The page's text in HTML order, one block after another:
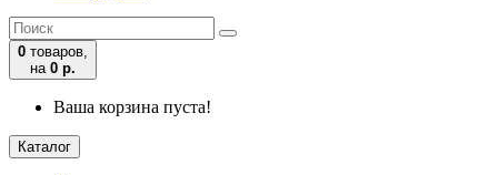
0 товаров,
на 0 р.
Ваша корзина пуста!
Каталог